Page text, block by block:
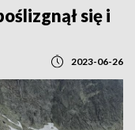
się i
2023-06-26